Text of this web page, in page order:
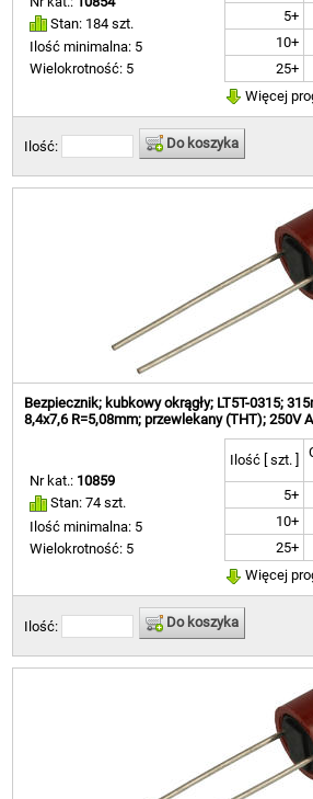
Stan: 184 szt.
Ilość minimalna: 5
Wielokrotność: 5
5+
10+
25+
Więcej
Ilość: Do koszyka
Bezpiecznik; kubkowy okrągły; LT5T-0315;
8,4x7,6 R=5,08mm; przewlekany (THT); 250V
Nr kat.: 10859
Stan: 74 szt.
Ilość minimalna: 5
Wielokrotność: 5
Ilość [ szt. ]
5+
10+
25+
Więcej
Ilość: Do koszyka